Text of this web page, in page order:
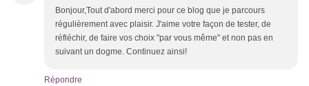
Bonjour,Tout d'abord merci pour ce blog que je parcours
régulièrement avec plaisir. J'aime votre façon de tester, de
réfléchir, de faire vos choix "par vous même" et non pas en
suivant un dogme. Continuez ainsi!
Répondre